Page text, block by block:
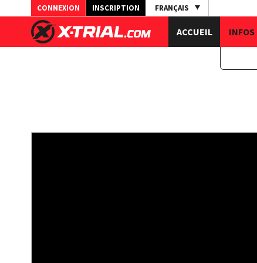
CONNEXION INSCRIPTION FRANÇAIS
ACCUEIL INFOS